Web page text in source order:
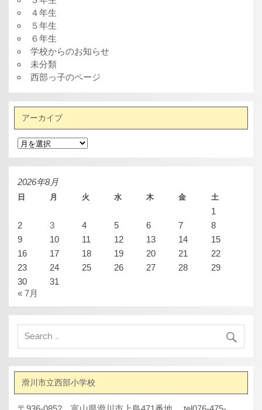
４年生
５年生
６年生
学校からのお知らせ
未分類
西部っ子のページ
アーカイブ
ア
ー
カ
イ
ブ
2026年8月
日 月 火 水 木 金 土
1
2
3 4 5 6 7
8
9
10 11 12 13 14
15
16
17 18 19 20 21
22
23
24 25 26 27 28
29
30
31
« 7月
滑川市立西部小学校